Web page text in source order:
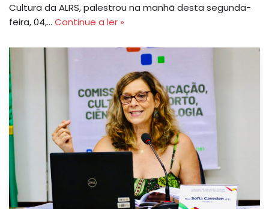
Cultura da ALRS, palestrou na manhã desta segunda-
feira, 04,… Continue a ler »